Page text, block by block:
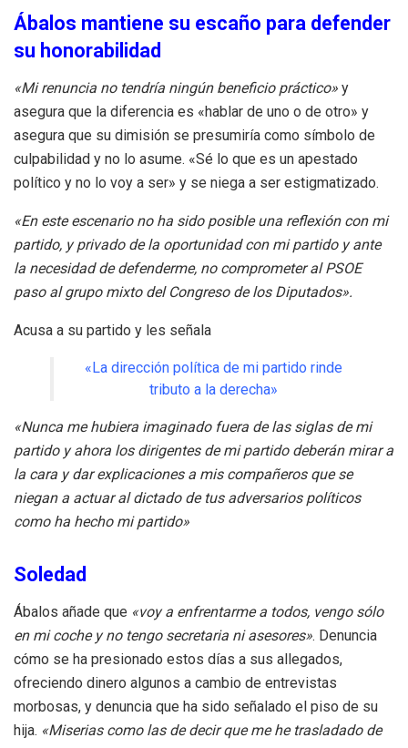
Ábalos mantiene su escaño para defender
su honorabilidad
«Mi renuncia no tendría ningún beneficio práctico» y
asegura que la diferencia es «hablar de uno o de otro» y
asegura que su dimisión se presumiría como símbolo de
culpabilidad y no lo asume. «Sé lo que es un apestado
político y no lo voy a ser» y se niega a ser estigmatizado.
«En este escenario no ha sido posible una reflexión con mi
partido, y privado de la oportunidad con mi partido y ante
la necesidad de defenderme, no comprometer al PSOE
paso al grupo mixto del Congreso de los Diputados».
Acusa a su partido y les señala
«La dirección política de mi partido rinde
tributo a la derecha»
«Nunca me hubiera imaginado fuera de las siglas de mi
partido y ahora los dirigentes de mi partido deberán mirar a
la cara y dar explicaciones a mis compañeros que se
niegan a actuar al dictado de tus adversarios políticos
como ha hecho mi partido»
Soledad
Ábalos añade que «voy a enfrentarme a todos, vengo sólo
en mi coche y no tengo secretaria ni asesores». Denuncia
cómo se ha presionado estos días a sus allegados,
ofreciendo dinero algunos a cambio de entrevistas
morbosas, y denuncia que ha sido señalado el piso de su
hija. «Miserias como las de decir que me he trasladado de